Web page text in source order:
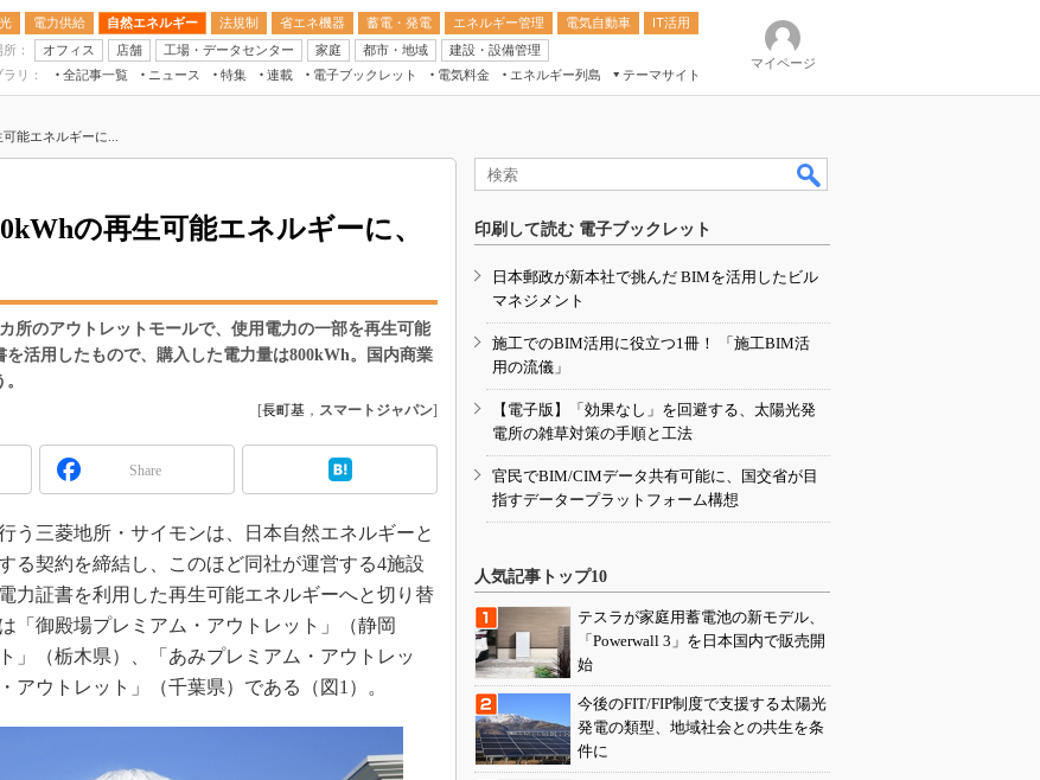
電力供給 自然エネルギー 法規制 省エネ機器 蓄電・発電 エネルギー管理 電気自動車
IT活用
：
オフィス 店舗 工場・データセンター 家庭 都市・地域
建設・設備管理
リ：
全記事一覧 ニュース 特集 連載 電子ブックレット 電気料金 エネルギー列島
テーマサイト
電気料金ガイドブック
BEMS
キーワード解説
マイページ
能エネルギーに...
の再生可能エネルギーに、
所のアウトレットモールで、使用電力の一部を再生可能
活用したもので、購入した電力量は800kWh。国内商業
[長町基 ， スマートジャパン]
Share
三菱地所・サイモンは、日本自然エネルギーと
る契約を締結し、このほど同社が運営する4施設
力証書を利用した再生可能エネルギーへと切り替
「御殿場プレミアム・アウトレット」（静岡
」（栃木県）、「あみプレミアム・アウトレッ
アウトレット」（千葉県）である（図1）。
印刷して読む 電子ブックレット
日本郵政が新本社で挑んだ BIMを活用したビル
マネジメント
施工でのBIM活用に役立つ1冊！ 「施工BIM活
用の流儀」
【電子版】「効果なし」を回避する、太陽光発
電所の雑草対策の手順と工法
官民でBIM/CIMデータ共有可能に、国交省が目
指すデータープラットフォーム構想
人気記事トップ10
テスラが家庭用蓄電池の新モデル、
「Powerwall 3」を日本国内で販売開
始
今後のFIT/FIP制度で支援する太陽光
発電の類型、地域社会との共生を条
件に